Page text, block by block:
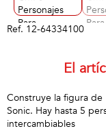
Ref. 12-64334100
El
Construye la figura
Sonic. Hay hasta 5
intercambiables